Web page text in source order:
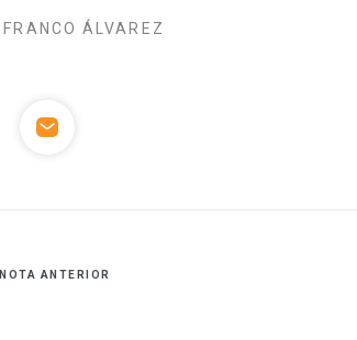
FRANCO ÁLVAREZ
NOTA ANTERIOR